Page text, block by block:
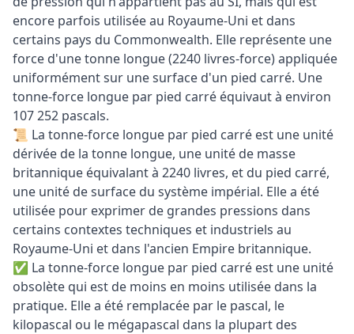
encore parfois utilisée au Royaume-Uni et dans
certains pays du Commonwealth. Elle représente une
force d'une tonne longue (2240 livres-force) appliquée
uniformément sur une surface d'un pied carré. Une
tonne-force longue par pied carré équivaut à environ
107 252 pascals.
📜 La tonne-force longue par pied carré est une unité
dérivée de la tonne longue, une unité de masse
britannique équivalant à 2240 livres, et du pied carré,
une unité de surface du système impérial. Elle a été
utilisée pour exprimer de grandes pressions dans
certains contextes techniques et industriels au
Royaume-Uni et dans l'ancien Empire britannique.
✅ La tonne-force longue par pied carré est une unité
obsolète qui est de moins en moins utilisée dans la
pratique. Elle a été remplacée par le pascal, le
kilopascal ou le mégapascal dans la plupart des